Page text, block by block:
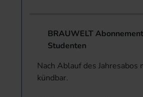
BRAUWELT
Studenten
Nach Ablauf des Jahresabos
kündbar.